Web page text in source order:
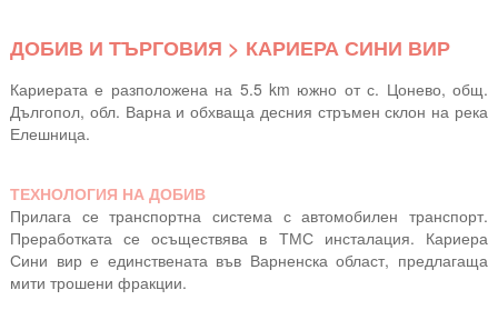
ДОБИВ И ТЪРГОВИЯ > КАРИЕРА СИНИ ВИР
Кариерата е разположена на 5.5 km южно от с. Цонево, общ.
Дългопол, обл. Варна и обхваща десния стръмен склон на река
Елешница.
ТЕХНОЛОГИЯ НА ДОБИВ
Прилага се транспортна система с автомобилен транспорт.
Преработката се осъществява в ТМС инсталация. Кариера
Сини вир е единствената във Варненска област, предлагаща
мити трошени фракции.